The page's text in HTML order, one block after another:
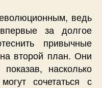
ведь
за долгое
привычные
второй план. Они
насколько
сочетаться с